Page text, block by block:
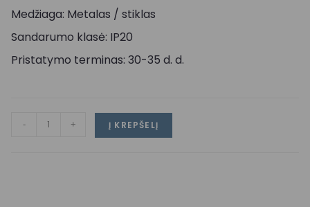
Medžiaga: Metalas / stiklas
Sandarumo klasė: IP20
Pristatymo terminas: 30-35 d. d.
- + Į KREPŠELĮ